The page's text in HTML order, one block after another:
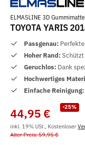
ELMASLINE 3D
TOYOTA YARIS
Passgenau:
Hoher Rand:Schützt
Geruchlos: Dank
Hochwertiges
Einfache Reinigung:
-25%
44,95 €
inkl. 19% USt., Kostenloser
Alter Preis: 59,95 €